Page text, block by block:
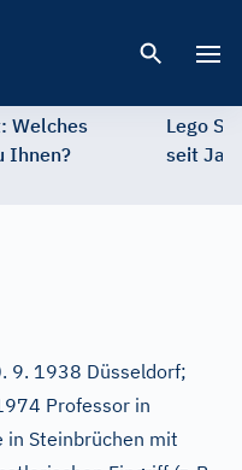
Welches
Ihnen?
Lego
seit
9. 1938 Düsseldorf;
Professor in
in Steinbrüchen mit